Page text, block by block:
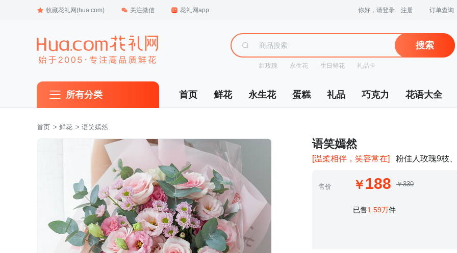
收藏花礼网(hua.com) 关注微信 花礼网app 你好，请登录 注册 订单查询
搜索
红玫瑰 永生花 生日鲜花 礼品卡
所有分类 首页 鲜花 永生花 蛋糕 礼品 巧克力 花语大全
首页 > 鲜花 > 语笑嫣然
语笑嫣然
[温柔相伴，笑容常在] 粉佳人玫瑰9枝
售价 188 ￥330
已售1.59万件